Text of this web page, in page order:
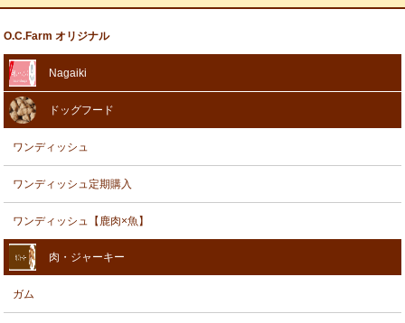
O.C.Farm オリジナル
Nagaiki
ドッグフード
ワンディッシュ
ワンディッシュ定期購入
ワンディッシュ【鹿肉×魚】
肉・ジャーキー
ガム